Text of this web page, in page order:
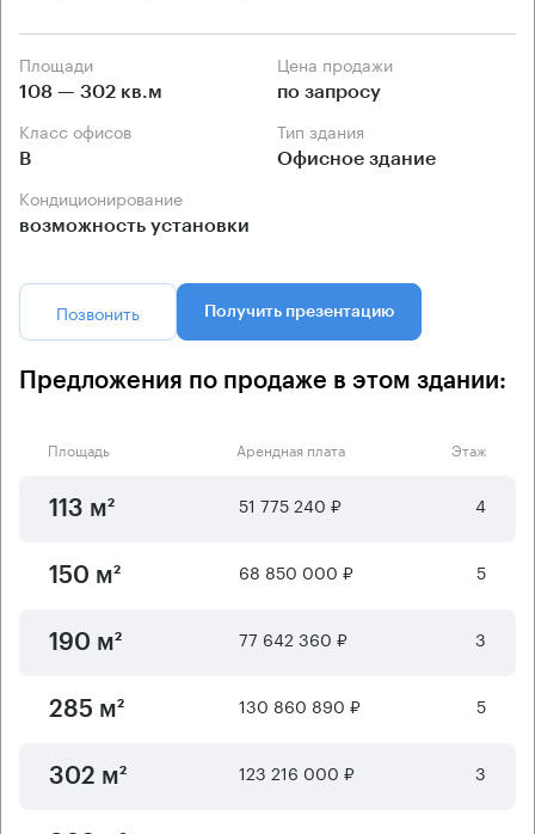
Площади
108 — 302 кв.м
Цена продажи
по запросу
Класс офисов
B
Тип здания
Офисное здание
Кондиционирование
возможность установки
Позвонить Получить презентацию
Предложения по продаже в этом здании:
Площадь Арендная плата Этаж
113 м² 51 775 240 ₽ 4
150 м² 68 850 000 ₽ 5
190 м² 77 642 360 ₽ 3
285 м² 130 860 890 ₽ 5
302 м² 123 216 000 ₽ 3